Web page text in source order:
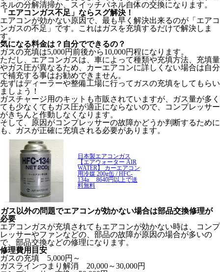
ネルの分解清掃か、スイッチパネル自体の交換になります。
「エアコンガス不足」ならスグ解決！
エアコンが効かない原因で、最も早く解決出来るのが「エアコ
ンガスの不足」です。これはガスを充填するだけで解決しま
す。
気になる料金は？自分でできるの？
ガスの充填は5,000円前後から10,000円程になります。
ただし、エアコンガスは、車によって種類や充填方法、充填量
やガス圧が異なるため、カーエアコンに詳しくない場合は自分
で補充する事はお勧めできません。
先ずはディーラーや整備工場に行ってガスの充填をしてもらい
ましょう！
ガスチャージ用のキットも市販されていますが、ガス量が多く
ても少なくてもガス圧が適正にならないので、コンプレッサー
がきちんと作動しなくなります。
そして、原因がコンプレッサーの故障かどうか判断するために
も、ガスが正確に充填される必要があります。
日本製エアコンガス
【エアウォーター AIR
WATER】 カーエアコン
用冷媒 200g缶 / HFC-
134a 8640円以上で送
料無料
ガス以外の問題でエアコンが効かない場合は部品交換修理が
必要
エアコンガスが充填されてもエアコンが効かない時は、コンプ
レッサーやファンなどの、部品の故障が原因の場合が多いの
で、部品交換などの修理になります。
修理費用目安
ガスの充填 5,000円～
ガスラインつまり解消 20,000～30,000円